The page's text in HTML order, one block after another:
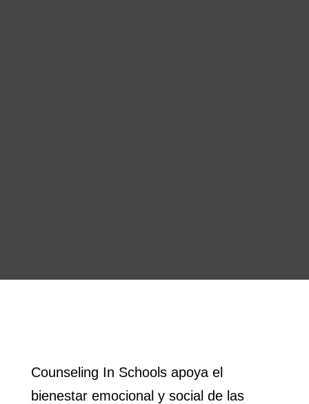
Counseling In Schools apoya el
bienestar emocional y social de las